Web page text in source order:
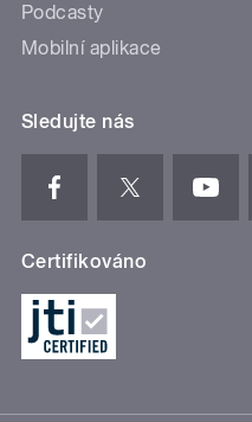
Podcasty
Mobilní aplikace
Sledujte nás
Certifikováno